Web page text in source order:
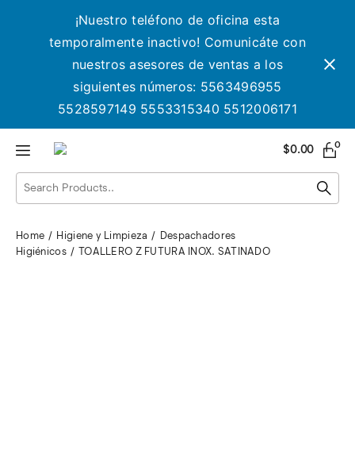
¡Nuestro teléfono de oficina esta
temporalmente inactivo! Comunicáte con
nuestros asesores de ventas a los
siguientes números: 5563496955
5528597149 5553315340 5512006171
$0.00 0
Home Higiene y Limpieza
Despachadores
Higiénicos
TOALLERO Z FUTURA INOX. SATINADO